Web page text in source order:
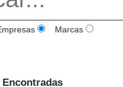
Marcas
Encontradas